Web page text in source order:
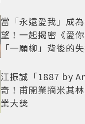
當「永遠愛我」成
望！一起揭密《愛你
「一願柳」背後的
江振誠「1887 by
奇！甫開業摘米其
業大獎